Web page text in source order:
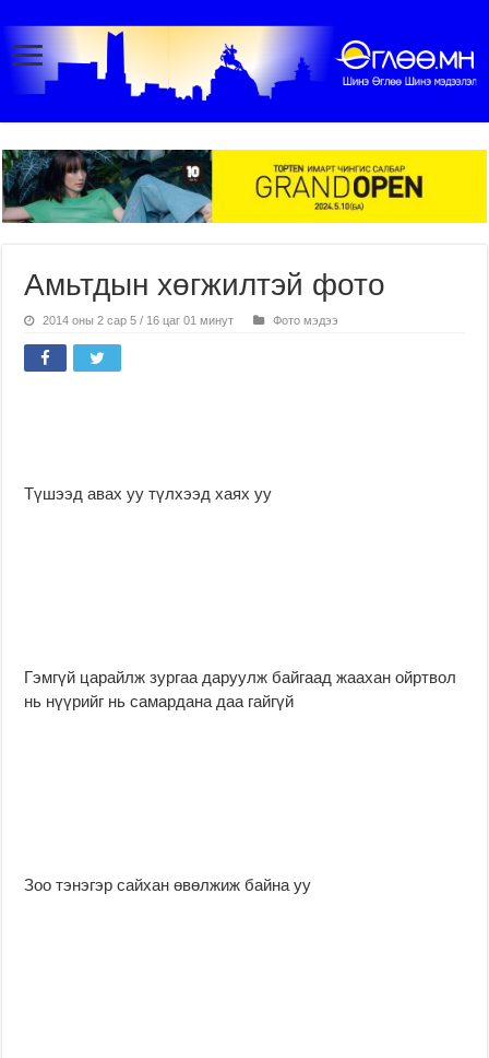
Амьтдын хөгжилтэй фото
2014 оны 2 сар 5 / 16 цаг 01 минут Фото мэдээ
Түшээд авах уу түлхээд хаях уу
Гэмгүй царайлж зургаа даруулж байгаад жаахан ойртвол
нь нүүрийг нь самардана даа гайгүй
Зоо тэнэгэр сайхан өвөлжиж байна уу